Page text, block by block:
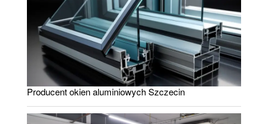
Producent okien aluminiowych Szczecin